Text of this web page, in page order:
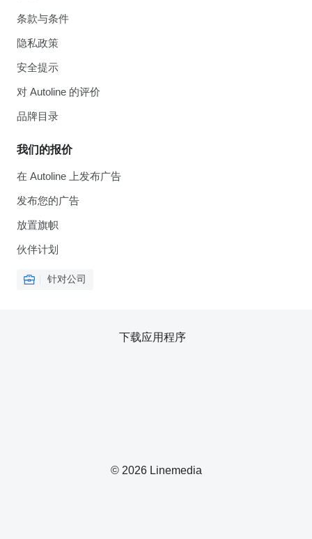
条款与条件
隐私政策
安全提示
对 Autoline 的评价
品牌目录
我们的报价
在 Autoline 上发布广告
发布您的广告
放置旗帜
伙伴计划
针对公司
© 2026 Linemedia
下载应用程序